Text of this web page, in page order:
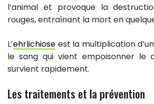
l’animal et provoque la
rouges, entraînant la mort en
L’ehrlichiose est la multiplication
le sang qui vient empoisonner le
survient rapidement.
Les traitements et la prévention